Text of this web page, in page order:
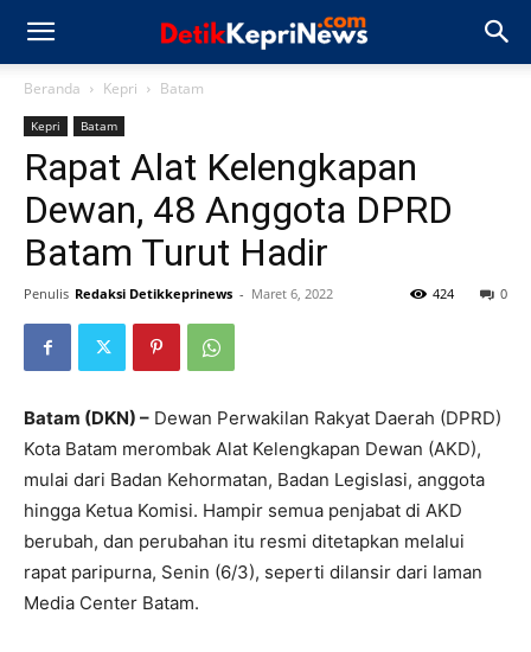
Beranda Kepri Batam
Kepri Batam
Rapat Alat Kelengkapan
Dewan, 48 Anggota DPRD
Batam Turut Hadir
Penulis Redaksi Detikkeprinews - Maret 6, 2022 0
424
Batam (DKN) – Dewan Perwakilan Rakyat Daerah (DPRD)
Kota Batam merombak Alat Kelengkapan Dewan (AKD),
mulai dari Badan Kehormatan, Badan Legislasi, anggota
hingga Ketua Komisi. Hampir semua penjabat di AKD
berubah, dan perubahan itu resmi ditetapkan melalui
rapat paripurna, Senin (6/3), seperti dilansir dari laman
Media Center Batam.